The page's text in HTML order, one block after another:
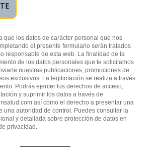
que los datos de carácter personal que nos
el presente formulario serán tratados
responsable de esta web. La finalidad de la
de los datos personales que te solicitamos
nuestras publicaciones, promociones de
exclusivos. La legitimación se realiza a través
Podrás ejercer tus derechos de acceso,
y suprimir los datos a través de
así como el derecho a presentar una
una autoridad de control. Puedes consultar la
y detallada sobre protección de datos en
privacidad .